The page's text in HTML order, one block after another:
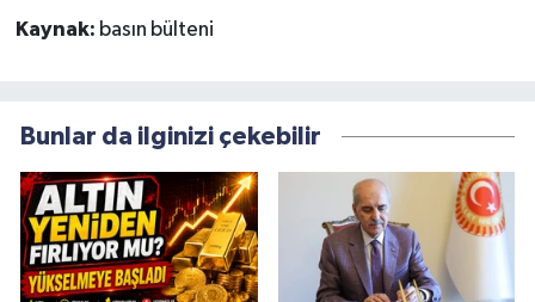
Kaynak: basın bülteni
Bunlar da ilginizi çekebilir